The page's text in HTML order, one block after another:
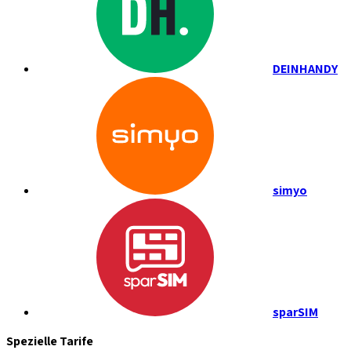
DEINHANDY
simyo
sparSIM
Spezielle Tarife